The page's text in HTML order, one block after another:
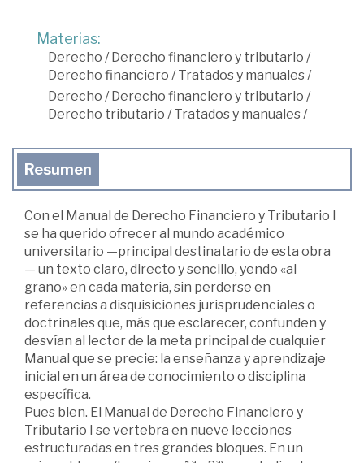
Materias:
Derecho /Derecho financiero y tributario /
Derecho financiero /Tratados y manuales /
Derecho /Derecho financiero y tributario /
Derecho tributario /Tratados y manuales /
Resumen
Con el Manual de Derecho Financiero y Tributario I
se ha querido ofrecer al mundo académico
universitario —principal destinatario de esta obra
— un texto claro, directo y sencillo, yendo «al
grano» en cada materia, sin perderse en
referencias a disquisiciones jurisprudenciales o
doctrinales que, más que esclarecer, confunden y
desvían al lector de la meta principal de cualquier
Manual que se precie: la enseñanza y aprendizaje
inicial en un área de conocimiento o disciplina
específica.
Pues bien. El Manual de Derecho Financiero y
Tributario I se vertebra en nueve lecciones
estructuradas en tres grandes bloques. En un